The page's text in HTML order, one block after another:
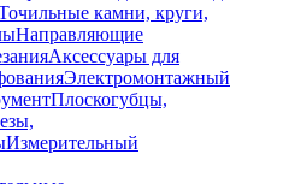
камни, круги,
Направляющие
Аксессуары для
Электромонтажный
Плоскогубцы,
Измерительный